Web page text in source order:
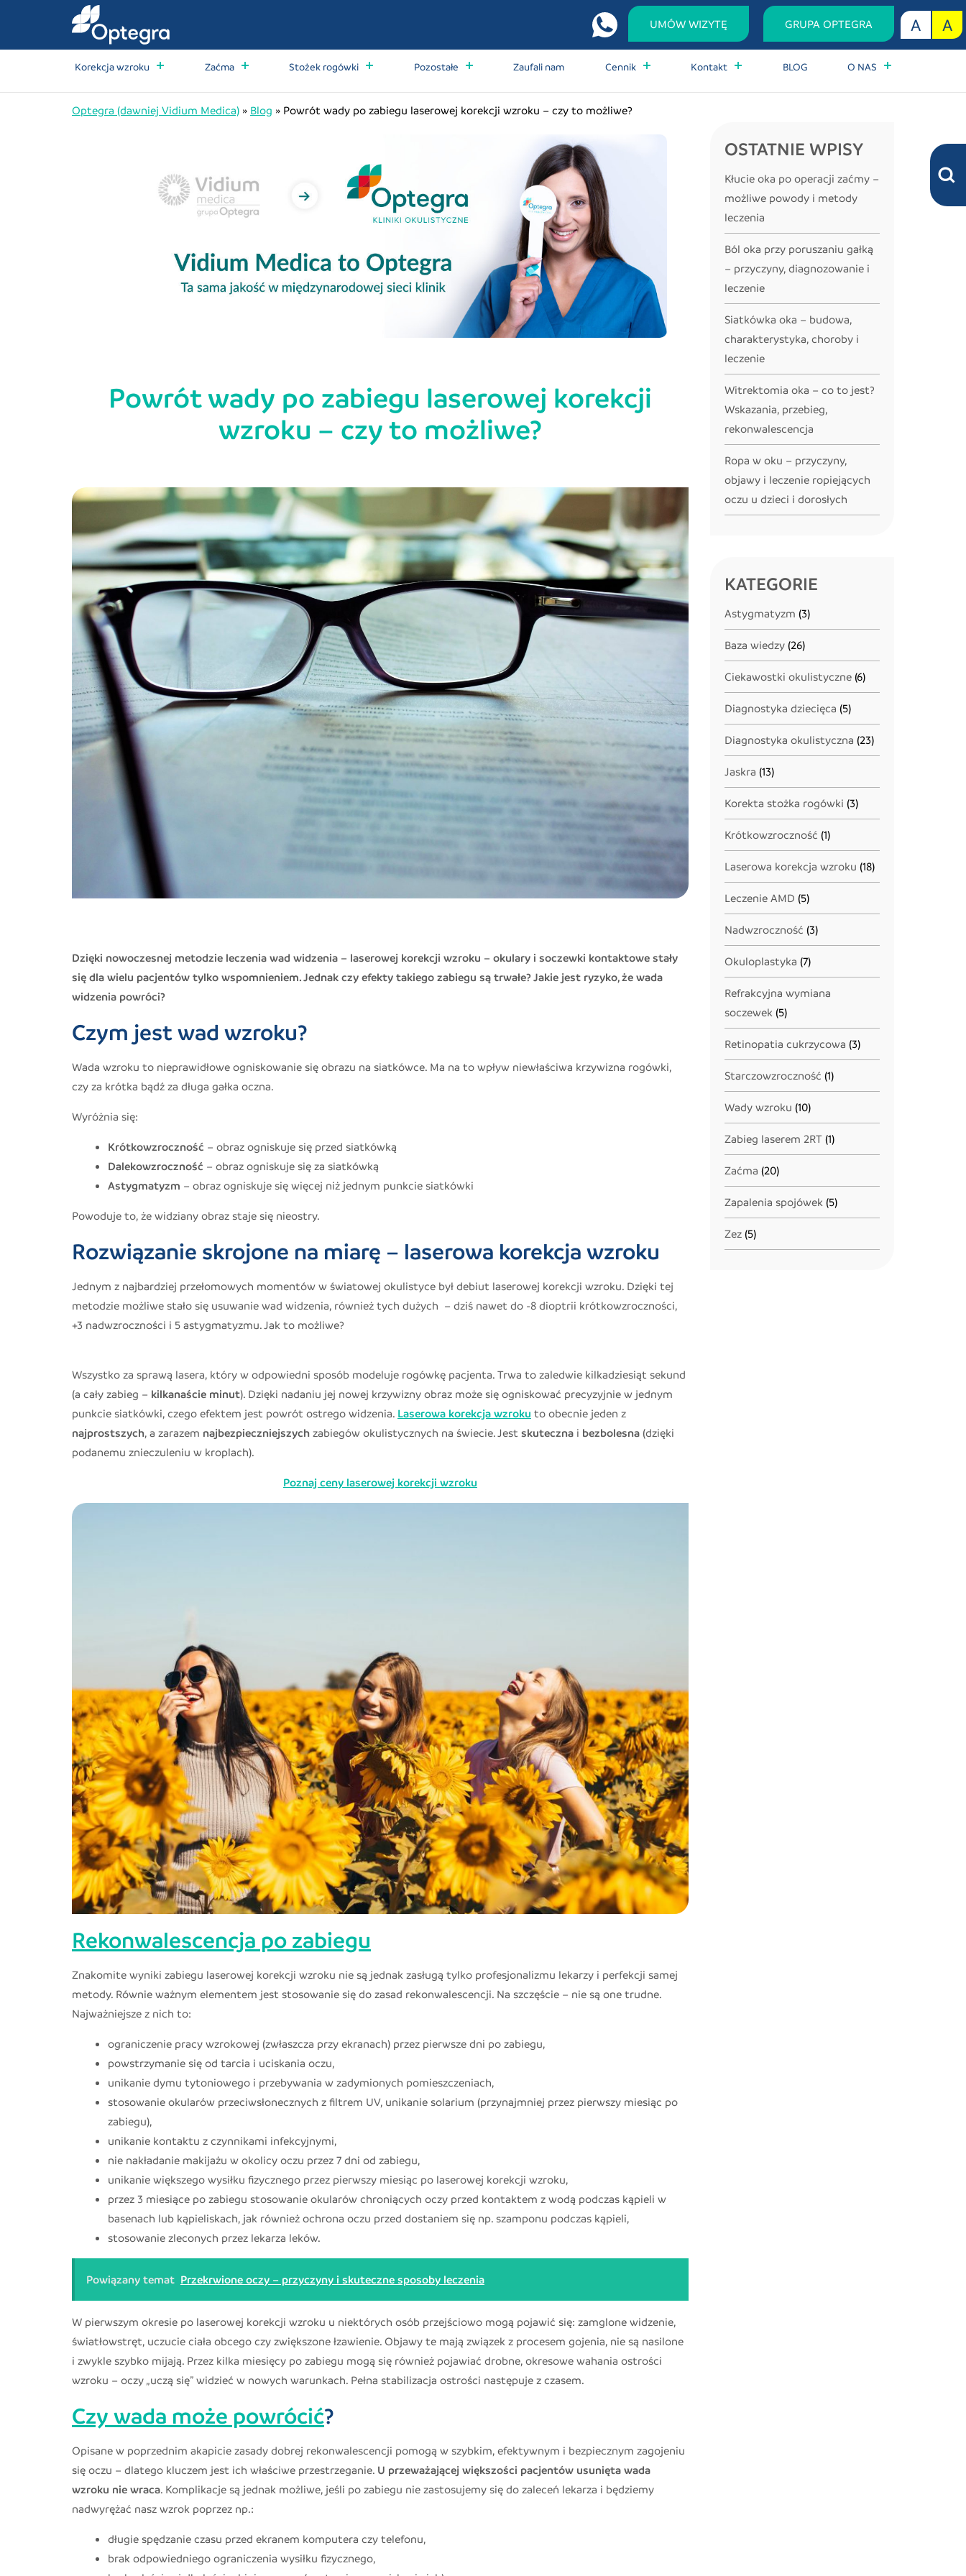
UMÓW WIZYTĘ GRUPA OPTEGRA A A
Korekcja wzroku Zaćma Stożek rogówki Pozostałe Zaufali nam Cennik Kontakt BLOG O NAS
Optegra (dawniej Vidium Medica) » Blog » Powrót wady po zabiegu laserowej korekcji wzroku – czy to możliwe?
Powrót wady po zabiegu laserowej korekcji
wzroku – czy to możliwe?
Dzięki nowoczesnej metodzie leczenia wad widzenia – laserowej korekcji wzroku – okulary i soczewki kontaktowe stały
się dla wielu pacjentów tylko wspomnieniem. Jednak czy efekty takiego zabiegu są trwałe? Jakie jest ryzyko, że wada
widzenia powróci?
Czym jest wad wzroku?
Wada wzroku to nieprawidłowe ogniskowanie się obrazu na siatkówce. Ma na to wpływ niewłaściwa krzywizna rogówki,
czy za krótka bądź za długa gałka oczna.
Wyróżnia się:
Krótkowzroczność – obraz ogniskuje się przed siatkówką
Dalekowzroczność – obraz ogniskuje się za siatkówką
Astygmatyzm – obraz ogniskuje się więcej niż jednym punkcie siatkówki
Powoduje to, że widziany obraz staje się nieostry.
Rozwiązanie skrojone na miarę – laserowa korekcja wzroku
Jednym z najbardziej przełomowych momentów w światowej okulistyce był debiut laserowej korekcji wzroku. Dzięki tej
metodzie możliwe stało się usuwanie wad widzenia, również tych dużych – dziś nawet do -8 dioptrii krótkowzroczności,
+3 nadwzroczności i 5 astygmatyzmu. Jak to możliwe?
Wszystko za sprawą lasera, który w odpowiedni sposób modeluje rogówkę pacjenta. Trwa to zaledwie kilkadziesiąt sekund
(a cały zabieg – kilkanaście minut). Dzięki nadaniu jej nowej krzywizny obraz może się ogniskować precyzyjnie w jednym
punkcie siatkówki, czego efektem jest powrót ostrego widzenia. Laserowa korekcja wzroku to obecnie jeden z
najprostszych, a zarazem najbezpieczniejszych zabiegów okulistycznych na świecie. Jest skuteczna i bezbolesna (dzięki
podanemu znieczuleniu w kroplach).
Poznaj ceny laserowej korekcji wzroku
Rekonwalescencja po zabiegu
Znakomite wyniki zabiegu laserowej korekcji wzroku nie są jednak zasługą tylko profesjonalizmu lekarzy i perfekcji samej
metody. Równie ważnym elementem jest stosowanie się do zasad rekonwalescencji. Na szczęście – nie są one trudne.
Najważniejsze z nich to:
ograniczenie pracy wzrokowej (zwłaszcza przy ekranach) przez pierwsze dni po zabiegu,
powstrzymanie się od tarcia i uciskania oczu,
unikanie dymu tytoniowego i przebywania w zadymionych pomieszczeniach,
stosowanie okularów przeciwsłonecznych z filtrem UV, unikanie solarium (przynajmniej przez pierwszy miesiąc po
zabiegu),
unikanie kontaktu z czynnikami infekcyjnymi,
nie nakładanie makijażu w okolicy oczu przez 7 dni od zabiegu,
unikanie większego wysiłku fizycznego przez pierwszy miesiąc po laserowej korekcji wzroku,
przez 3 miesiące po zabiegu stosowanie okularów chroniących oczy przed kontaktem z wodą podczas kąpieli w
basenach lub kąpieliskach, jak również ochrona oczu przed dostaniem się np. szamponu podczas kąpieli,
stosowanie zleconych przez lekarza leków.
Powiązany temat Przekrwione oczy – przyczyny i skuteczne sposoby leczenia
W pierwszym okresie po laserowej korekcji wzroku u niektórych osób przejściowo mogą pojawić się: zamglone widzenie,
światłowstręt, uczucie ciała obcego czy zwiększone łzawienie. Objawy te mają związek z procesem gojenia, nie są nasilone
i zwykle szybko mijają. Przez kilka miesięcy po zabiegu mogą się również pojawiać drobne, okresowe wahania ostrości
wzroku – oczy „uczą się” widzieć w nowych warunkach. Pełna stabilizacja ostrości następuje z czasem.
Czy wada może powrócić?
Opisane w poprzednim akapicie zasady dobrej rekonwalescencji pomogą w szybkim, efektywnym i bezpiecznym zagojeniu
się oczu – dlatego kluczem jest ich właściwe przestrzeganie. U przeważającej większości pacjentów usunięta wada
wzroku nie wraca. Komplikacje są jednak możliwe, jeśli po zabiegu nie zastosujemy się do zaleceń lekarza i będziemy
nadwyrężać nasz wzrok poprzez np.:
długie spędzanie czasu przed ekranem komputera czy telefonu,
brak odpowiedniego ograniczenia wysiłku fizycznego,
OSTATNIE WPISY
Kłucie oka po operacji zaćmy –
możliwe powody i metody
leczenia
Ból oka przy poruszaniu gałką
– przyczyny, diagnozowanie i
leczenie
Siatkówka oka – budowa,
charakterystyka, choroby i
leczenie
Witrektomia oka – co to jest?
Wskazania, przebieg,
rekonwalescencja
Ropa w oku – przyczyny,
objawy i leczenie ropiejących
oczu u dzieci i dorosłych
KATEGORIE
Astygmatyzm (3)
Baza wiedzy (26)
Ciekawostki okulistyczne (6)
Diagnostyka dziecięca (5)
Diagnostyka okulistyczna (23)
Jaskra (13)
Korekta stożka rogówki (3)
Krótkowzroczność (1)
Laserowa korekcja wzroku (18)
Leczenie AMD (5)
Nadwzroczność (3)
Okuloplastyka (7)
Refrakcyjna wymiana
soczewek (5)
Retinopatia cukrzycowa (3)
Starczowzroczność (1)
Wady wzroku (10)
Zabieg laserem 2RT (1)
Zaćma (20)
Zapalenia spojówek (5)
Zez (5)